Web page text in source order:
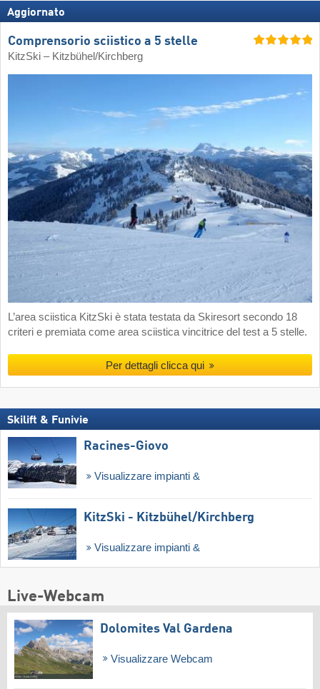
Aggiornato
Comprensorio sciistico a 5 stelle
KitzSki – Kitzbühel/​Kirchberg
L’area sciistica KitzSki è stata testata da Skiresort secondo 18
criteri e premiata come area sciistica vincitrice del test a 5 stelle.
Per dettagli clicca qui
Skilift & Funivie
Racines-Giovo
Visualizzare impianti &
KitzSki - Kitzbühel/​Kirchberg
Visualizzare impianti &
Live-Webcam
Dolomites Val Gardena
Visualizzare Webcam